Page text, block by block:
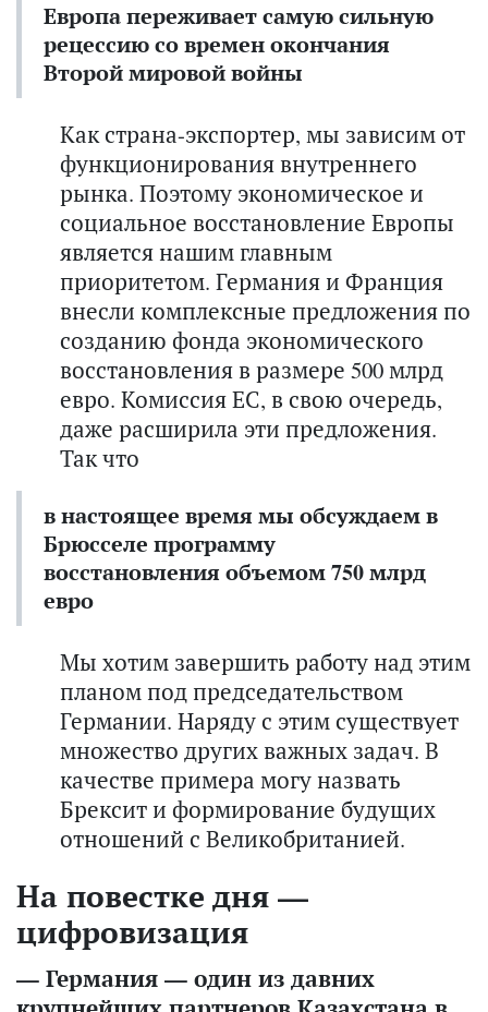
Европа переживает самую сильную
рецессию со времен окончания
Второй мировой войны
Как страна-экспортер, мы зависим от
функционирования внутреннего
рынка. Поэтому экономическое и
социальное восстановление Европы
является нашим главным
приоритетом. Германия и Франция
внесли комплексные предложения по
созданию фонда экономического
восстановления в размере 500 млрд
евро. Комиссия ЕС, в свою очередь,
даже расширила эти предложения.
Так что
в настоящее время мы обсуждаем в
Брюсселе программу
восстановления объемом 750 млрд
евро
Мы хотим завершить работу над этим
планом под председательством
Германии. Наряду с этим существует
множество других важных задач. В
качестве примера могу назвать
Брексит и формирование будущих
отношений с Великобританией.
На повестке дня —
цифровизация
— Германия — один из давних